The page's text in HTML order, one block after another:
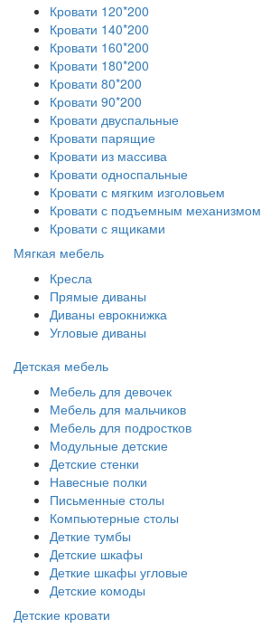
Кровати 120*200
Кровати 140*200
Кровати 160*200
Кровати 180*200
Кровати 80*200
Кровати 90*200
Кровати двуспальные
Кровати парящие
Кровати из массива
Кровати односпальные
Кровати с мягким изголовьем
Кровати с подъемным механизмом
Кровати с ящиками
Мягкая мебель
Кресла
Прямые диваны
Диваны еврокнижка
Угловые диваны
Детская мебель
Мебель для девочек
Мебель для мальчиков
Мебель для подростков
Модульные детские
Детские стенки
Навесные полки
Письменные столы
Компьютерные столы
Деткие тумбы
Детские шкафы
Деткие шкафы угловые
Детские комоды
Детские кровати